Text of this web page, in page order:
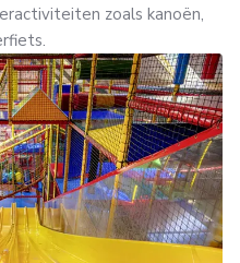
zoals kanoën,